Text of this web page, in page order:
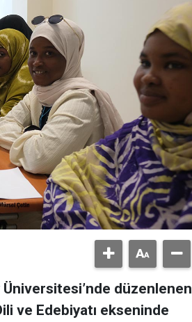
Üniversitesi’nde düzenlenen
ve Edebiyatı ekseninde